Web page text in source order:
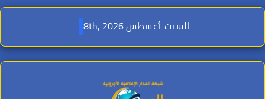
Skip
content
السبت. أغسطس 8th, 2026